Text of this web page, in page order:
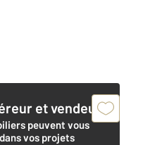
et vendeur,
peuvent vous
vos projets